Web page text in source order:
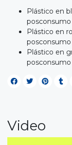
Plástico en
posconsumo
Plástico en
posconsumo
Plástico en
posconsumo
Video